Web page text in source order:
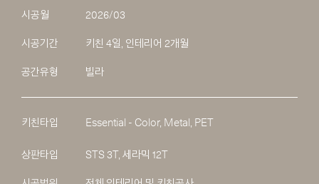
시공월 2026/03
시공기간 키친 4일, 인테리어 2개월
공간유형 빌라
키친타입 Essential - Color, Metal, PET
상판타입 STS 3T, 세라믹 12T